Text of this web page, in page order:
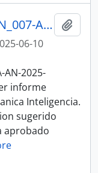
006_AUDIO Y VIDEO_SESION_007-A-AN-2025-2029_10-06-25SESION DE PLENO N 007 A ASAMBLEA NACIONAL 2025-2027
06-10
AN-2025-
informe
Inteligencia.
sugerido
aprobado